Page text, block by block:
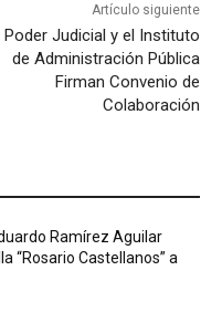
Artículo siguiente
Poder Judicial y el Instituto
de Administración Pública
Firman Convenio de
Colaboración
Ramírez Aguilar
“Rosario Castellanos” a